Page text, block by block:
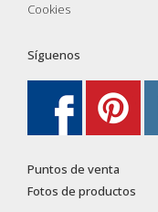
Cookies
Síguenos
Puntos de venta
Fotos de productos